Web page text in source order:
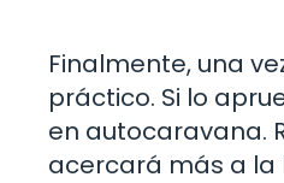
Finalmente, una
práctico. Si lo
en autocaravana.
acercará más a la